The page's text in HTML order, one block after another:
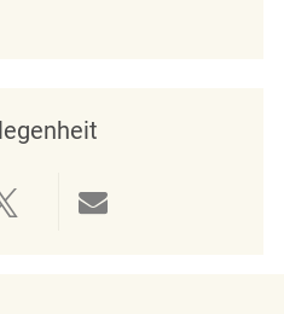
teilen
Über Twitter teilen